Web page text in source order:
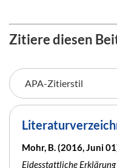
Zitiere diesen
Mohr, B. (2016, Juni
Eidesstattliche